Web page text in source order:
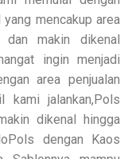
mencakup area
dan makin dikenal
ingin menjadi
area penjualan
kami jalankan,Pols
dikenal hingga
dengan Kaos